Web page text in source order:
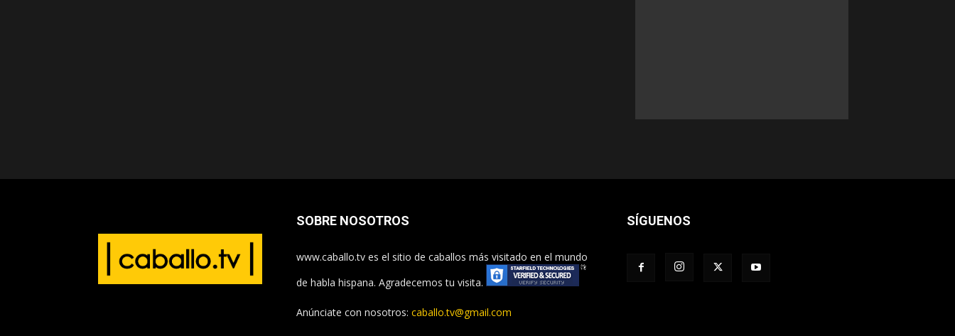
SOBRE NOSOTROS
www.caballo.tv es el sitio de caballos más visitado en el mundo
de habla hispana. Agradecemos tu visita.
Anúnciate con nosotros: caballo.tv@gmail.com
SÍGUENOS